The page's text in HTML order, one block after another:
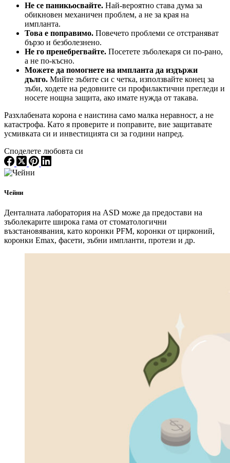
Не се паникьосвайте. Най-вероятно става дума за
обикновен механичен проблем, а не за края на
импланта.
Това е поправимо. Повечето проблеми се отстраняват
бързо и безболезнено.
Не го пренебрегвайте. Посетете зъболекаря си по-рано,
а не по-късно.
Можете да помогнете на импланта да издържи
дълго. Мийте зъбите си с четка, използвайте конец за
зъби, ходете на редовните си профилактични прегледи и
носете нощна защита, ако имате нужда от такава.
Разхлабената корона е наистина само малка неравност, а не
катастрофа. Като я проверите и поправите, вие защитавате
усмивката си и инвестицията си за години напред.
Споделете любовта си
Чейни
Денталната лаборатория на ASD може да предостави на
зъболекарите широка гама от стоматологични
възстановявания, като коронки PFM, коронки от цирконий,
коронки Emax, фасети, зъбни импланти, протези и др.